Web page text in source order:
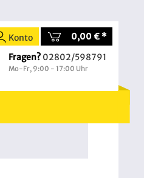
Konto
0,00 € *
Fragen? 02802/598791
Mo-Fr, 9:00 - 17:00 Uhr